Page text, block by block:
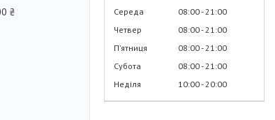
₴
Середа
08:00 21:00
Четвер
08:00 21:00
Пʼятниця
08:00 21:00
Субота
08:00 21:00
Неділя
10:00 20:00